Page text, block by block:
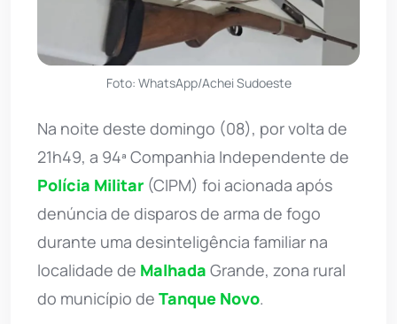
Foto: WhatsApp/Achei Sudoeste
Na noite deste domingo (08), por volta de
21h49, a 94ª Companhia Independente de
Polícia Militar (CIPM) foi acionada após
denúncia de disparos de arma de fogo
durante uma desinteligência familiar na
localidade de Malhada Grande, zona rural
do município de Tanque Novo.